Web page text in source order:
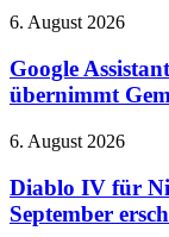
Lern-
Google
wird
abgeschaltet:
Ab
übernimmt
6. August 2026
Google
übernimmt
Diablo
für
Nintendo
Switch
6. August 2026
Diablo IV für
September